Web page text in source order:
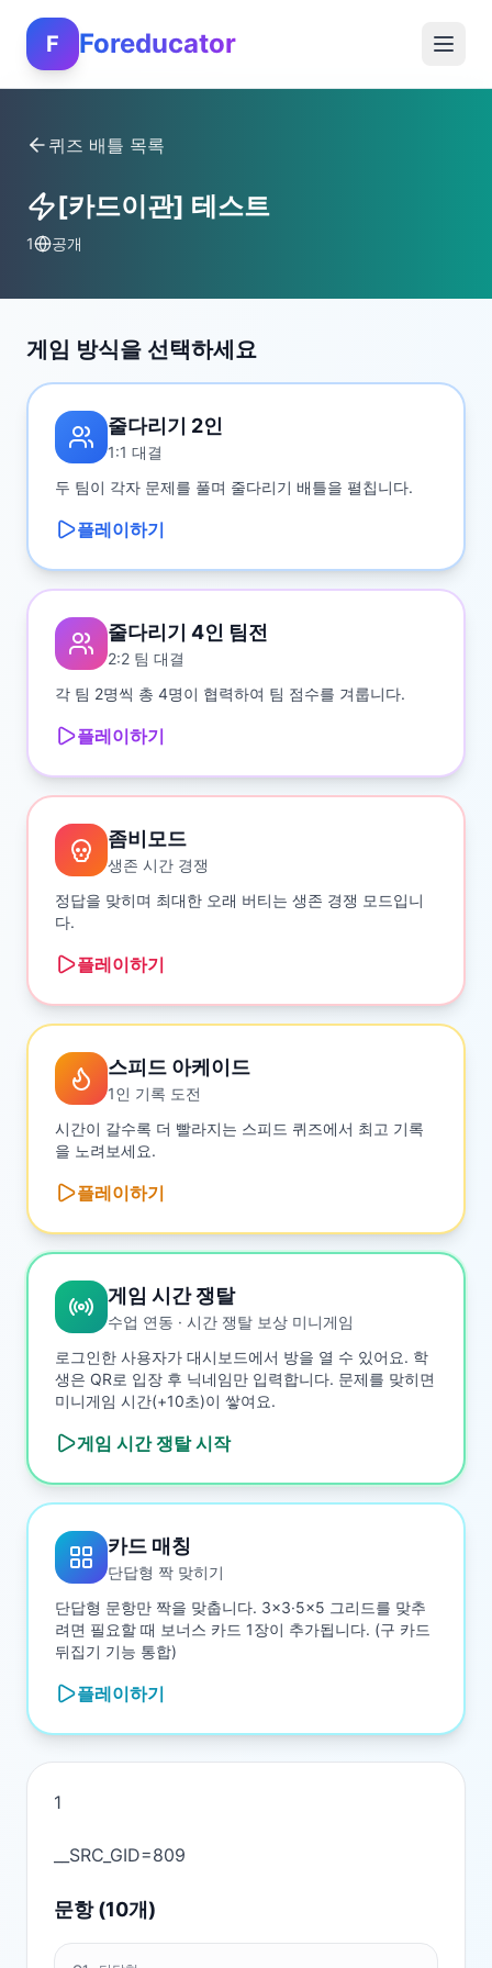
F Foreducator
퀴즈 배틀 목록
[카드이관] 테스트
1 공개
게임 방식을 선택하세요
줄다리기 2인
1:1 대결
두 팀이 각자 문제를 풀며 줄다리기 배틀을 펼칩니다.
플레이하기
줄다리기 4인 팀전
2:2 팀 대결
각 팀 2명씩 총 4명이 협력하여 팀 점수를 겨룹니다.
플레이하기
좀비모드
생존 시간 경쟁
정답을 맞히며 최대한 오래 버티는 생존 경쟁 모드입니
다.
플레이하기
스피드 아케이드
1인 기록 도전
시간이 갈수록 더 빨라지는 스피드 퀴즈에서 최고 기록
을 노려보세요.
플레이하기
게임 시간 쟁탈
수업 연동 · 시간 쟁탈 보상 미니게임
로그인한 사용자가 대시보드에서 방을 열 수 있어요. 학
생은 QR로 입장 후 닉네임만 입력합니다. 문제를 맞히면
미니게임 시간(+10초)이 쌓여요.
게임 시간 쟁탈시작
카드 매칭
단답형 짝 맞히기
단답형 문항만 짝을 맞춥니다. 3×3·5×5 그리드를 맞추
려면 필요할 때 보너스 카드 1장이 추가됩니다. (구 카드
뒤집기 기능 통합)
플레이하기
1
문항 (10개)